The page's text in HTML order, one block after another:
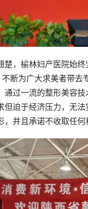
楚，榆林妇产医院始
断为广大求美者带
通过一流的整形美容
但迫于经济压力，无
并且承诺不收取任何